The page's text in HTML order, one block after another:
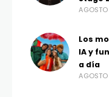
Los
IA y
a día